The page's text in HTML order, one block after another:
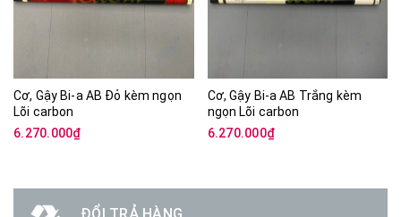
Cơ, Gậy Bi-a AB Đỏ kèm ngọn
Lõi carbon
6.270.000₫
Cơ, Gậy Bi-a AB Trắng kèm
ngọn Lõi carbon
6.270.000₫